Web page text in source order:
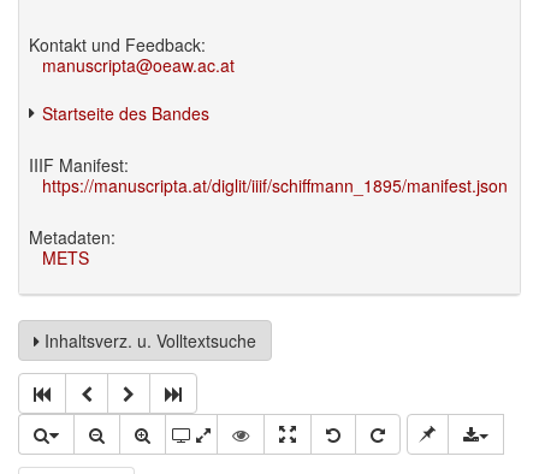
Kontakt und Feedback:
manuscripta@oeaw.ac.at
Startseite des Bandes
IIIF Manifest:
https://manuscripta.at/diglit/iiif/schiffmann_1895/manifest.json
Metadaten:
METS
Inhaltsverz. u. Volltextsuche